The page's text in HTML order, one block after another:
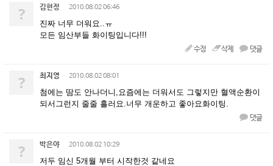
? 김현정 2010.08.02 06:46
진짜 너무 더워요..ㅠ
모든 임산부들 화이팅입니다!!!
수정 삭제 댓글
? 최지영 2010.08.02 08:01
첨에는 땀도 안나더니,요즘에는 더워서도 그렇지만 혈액순환이
되서그런지 줄줄 흘러요.너무 개운하고 좋아요화이팅.
댓글
? 박은야 2010.08.02 10:29
저두 임신 5개월 부터 시작한것 같네요